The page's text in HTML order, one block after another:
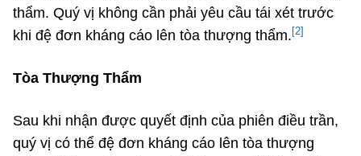
thẩm. Quý vị không cần phải yêu cầu tái xét trước
khi đệ đơn kháng cáo lên tòa thượng thẩm. [2]
Tòa Thượng Thẩm
Sau khi nhận được quyết định của phiên điều trần,
quý vị có thể đệ đơn kháng cáo lên tòa thượng